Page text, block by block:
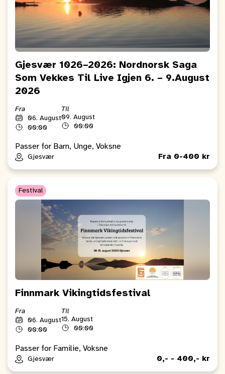
Gjesvær 1026–2026: Nordnorsk Saga
Som Vekkes Til Live Igjen 6. – 9.August
2026
Fra
06. August
00:00
Til
09. August
00:00
Passer for Barn, Unge, Voksne
Gjesvær Fra 0-400 kr
Festival
Finnmark Vikingtidsfestival
Fra
06. August
00:00
Til
15. August
00:00
Passer for Familie, Voksne
Gjesvær 0,- - 400,- kr